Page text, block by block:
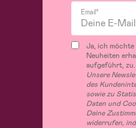
Email*
Ja, ich
Neuheiten
aufgeführt, zu.
Unsere
des
sowie zu
Daten und
Deine
widerrufen,